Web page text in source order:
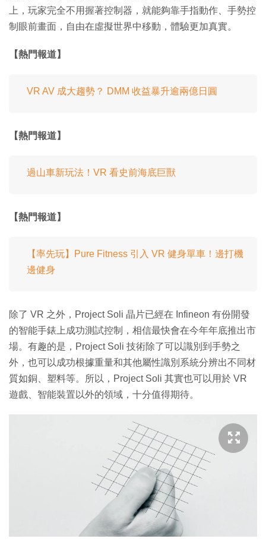
上，玩家完全不用握著控制器，就能夠靠手指動作、手勢控
制眼前畫面，自由在虛擬世界中移動，體驗更加真實。
【熱門報道】
VR AV 成大趨勢？ DMM 收益暴升逾兩億日圓
【熱門報道】
過山車新玩法！VR 看史前海底巨獸
【熱門報道】
【率先玩】Pure Fitness 引入 VR 健身單車！邊打機
邊健身
除了 VR 之外，Project Soli 晶片已經在 Infineon 有份開發
的智能手錶上成功測試控制，相信最快會在今年年底推出市
場。有趣的是，Project Soli 技術除了可以識別到手勢之
外，也可以成功根據重量和其他屬性識別系統分辨出不同材
質如銅、塑料等。所以，Project Soli 其實也可以用於 VR
遊戲、智能裝置以外的領域，十分值得期待。